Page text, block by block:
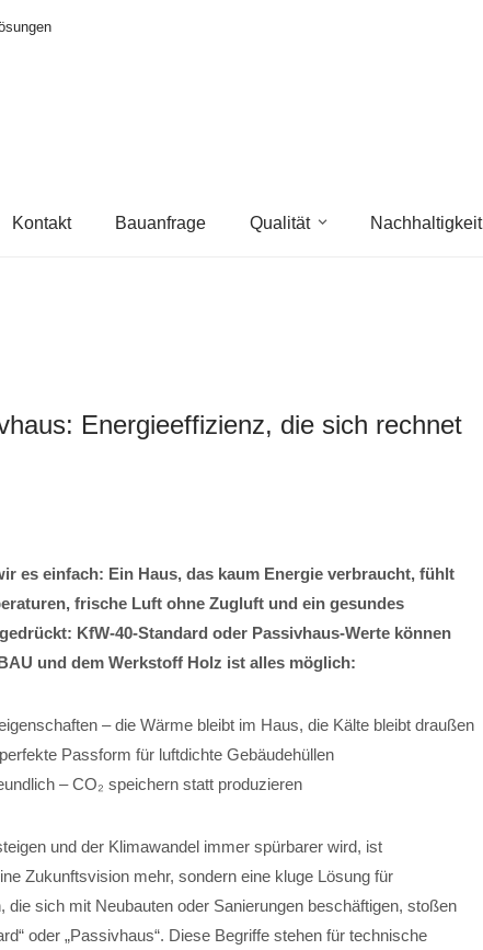
Kontakt Bauanfrage Qualität Nachhaltigkeit
Energieeffizienz, die sich rechnet
es einfach: Ein Haus, das kaum Energie verbraucht, fühlt
frische Luft ohne Zugluft und ein gesundes
KfW-40-Standard oder Passivhaus-Werte können
und dem Werkstoff Holz ist alles möglich:
– die Wärme bleibt im Haus, die Kälte bleibt draußen
Passform für luftdichte Gebäudehüllen
– CO₂ speichern statt produzieren
und der Klimawandel immer spürbarer wird, ist
Zukunftsvision mehr, sondern eine kluge Lösung für
die sich mit Neubauten oder Sanierungen beschäftigen, stoßen
oder „Passivhaus“. Diese Begriffe stehen für technische